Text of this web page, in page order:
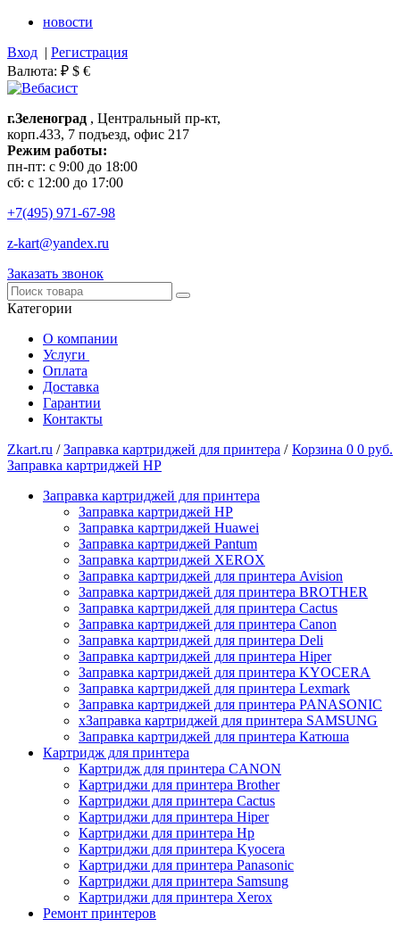
новости
Вход | Регистрация
Валюта: ₽ $ €
г.Зеленоград , Центральный пр-кт,
корп.433, 7 подъезд, офис 217
Режим работы:
пн-пт: с 9:00 до 18:00
сб: с 12:00 до 17:00
+7(495) 971-67-98
z-kart@yandex.ru
Заказать звонок
Категории
О компании
Услуги
Оплата
Доставка
Гарантии
Контакты
Корзина 0 0 руб.
Zkart.ru /Заправка картриджей для принтера /
Заправка картриджей HP
Заправка картриджей для принтера
Заправка картриджей HP
Заправка картриджей Huawei
Заправка картриджей Pantum
Заправка картриджей XEROX
Заправка картриджей для принтера Avision
Заправка картриджей для принтера BROTHER
Заправка картриджей для принтера Cactus
Заправка картриджей для принтера Canon
Заправка картриджей для принтера Deli
Заправка картриджей для принтера Hiper
Заправка картриджей для принтера KYOCERA
Заправка картриджей для принтера Lexmark
Заправка картриджей для принтера PANASONIC
xЗаправка картриджей для принтера SAMSUNG
Заправка картриджей для принтера Катюша
Картридж для принтера
Картридж для принтера CANON
Картриджи для принтера Brother
Картриджи для принтера Cactus
Картриджи для принтера Hiper
Картриджи для принтера Hp
Картриджи для принтера Kyocera
Картриджи для принтера Panasonic
Картриджи для принтера Samsung
Картриджи для принтера Xerox
Ремонт принтеров